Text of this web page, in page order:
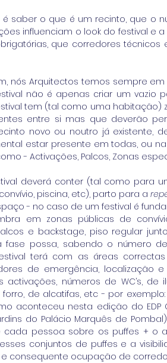
é saber o que é um recinto, que o
influenciam o look do festival e
que corredores técnicos
nós Arquitectos temos sempre
não é apenas criar um vazio
tem (tal como uma habitação)
entre si mas que deverão
novo ou noutro já existente,
estar presente em todas, ou
- Activações, Palcos, Zonas
deverá conter (tal como para
piscina, etc), parto para a
- no caso de um festival é
em zonas públicas de
e backstage, piso regular
possa, sabendo o número
terá com as áreas
de emergência, localização
números de WC’s,
de alcatifas, etc - por
aconteceu nesta edição do EDP
do Palácio Marquês de
cada pessoa sobre os puffes + o
conjuntos de puffes e a
consequente ocupação de